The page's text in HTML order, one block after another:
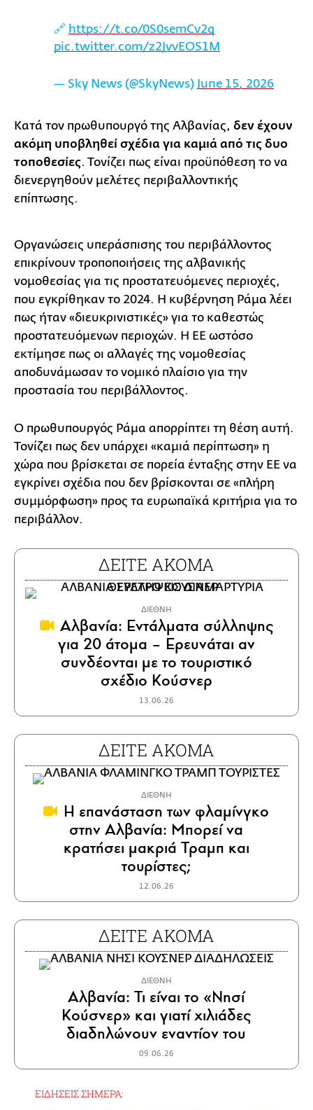
🔗 https://t.co/0S0semCv2q
pic.twitter.com/z2JvvEOS1M
— Sky News (@SkyNews) June 15, 2026
Κατά τον πρωθυπουργό της Αλβανίας, δεν έχουν
ακόμη υποβληθεί σχέδια για καμιά από τις δυο
τοποθεσίες. Τονίζει πως είναι προϋπόθεση το να
διενεργηθούν μελέτες περιβαλλοντικής
επίπτωσης.
Οργανώσεις υπεράσπισης του περιβάλλοντος
επικρίνουν τροποποιήσεις της αλβανικής
νομοθεσίας για τις προστατευόμενες περιοχές,
που εγκρίθηκαν το 2024. Η κυβέρνηση Ράμα λέει
πως ήταν «διευκρινιστικές» για το καθεστώς
προστατευόμενων περιοχών. Η ΕΕ ωστόσο
εκτίμησε πως οι αλλαγές της νομοθεσίας
αποδυνάμωσαν το νομικό πλαίσιο για την
προστασία του περιβάλλοντος.
Ο πρωθυπουργός Ράμα απορρίπτει τη θέση αυτή.
Τονίζει πως δεν υπάρχει «καμιά περίπτωση» η
χώρα που βρίσκεται σε πορεία ένταξης στην ΕΕ να
εγκρίνει σχέδια που δεν βρίσκονται σε «πλήρη
συμμόρφωση» προς τα ευρωπαϊκά κριτήρια για το
περιβάλλον.
ΔΕΙΤΕ ΑΚΟΜΑ
ΔΙΕΘΝΗ
Αλβανία: Εντάλματα σύλληψης
για 20 άτομα – Ερευνάται αν
συνδέονται με το τουριστικό
σχέδιο Κούσνερ
13.06.26
ΔΕΙΤΕ ΑΚΟΜΑ
ΔΙΕΘΝΗ
Η επανάσταση των φλαμίνγκο
στην Αλβανία: Μπορεί να
κρατήσει μακριά Τραμπ και
τουρίστες;
12.06.26
ΔΕΙΤΕ ΑΚΟΜΑ
ΔΙΕΘΝΗ
Αλβανία: Τι είναι το «Νησί
Κούσνερ» και γιατί χιλιάδες
διαδηλώνουν εναντίον του
09.06.26
ΕΙΔΗΣΕΙΣ ΣΗΜΕΡΑ: